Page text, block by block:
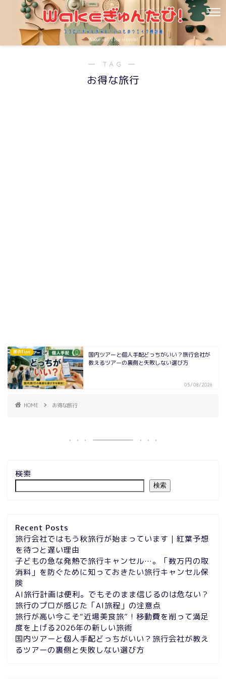
― TAG ―
お得な旅行
旅のTips
国内ツアーと個人手配どっちがいい？旅行会社が
教えるツアーの裏側と失敗しない選び方
05/08/2026
HOME お得な旅行
検索
検索
Recent Posts
旅行会社ではもう秋旅行が始まっています｜紅葉予想
を待つと遅い理由
子どもの急な発熱で旅行キャンセル…。「数万円の取
消料」を防ぐために知っておきたい旅行キャンセル保
険
AI旅行計画は便利。でもそのまま信じるのは危ない？
旅行のプロが感じた「AI旅程」の注意点
旅行が高い今こそ“近場美食旅”！移動費を削って満足
度を上げる2026年の新しい旅術
国内ツアーと個人手配どっちがいい？旅行会社が教え
るツアーの裏側と失敗しない選び方